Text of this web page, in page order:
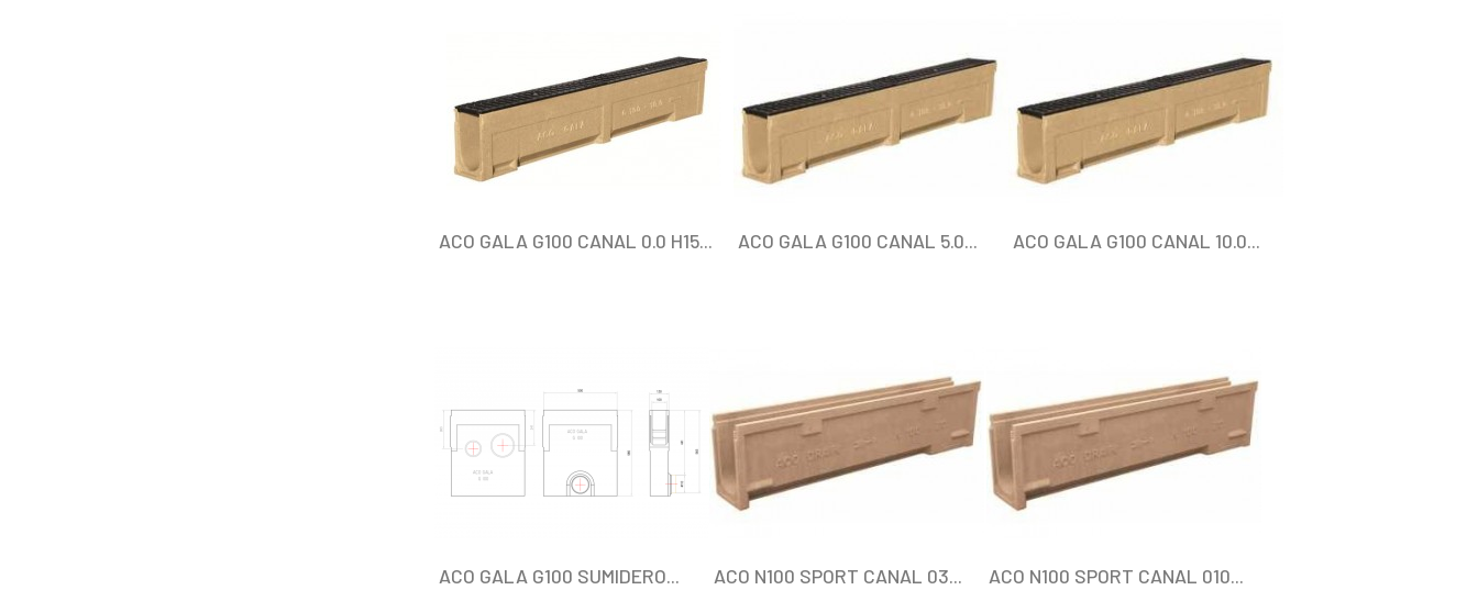
ACO GALA G100 CANAL 0.0 H15... ACO GALA G100 CANAL 5.0... ACO GALA G100 CANAL 10.0...
ACO GALA G100 SUMIDERO... ACO N100 SPORT CANAL 03... ACO N100 SPORT CANAL 010...